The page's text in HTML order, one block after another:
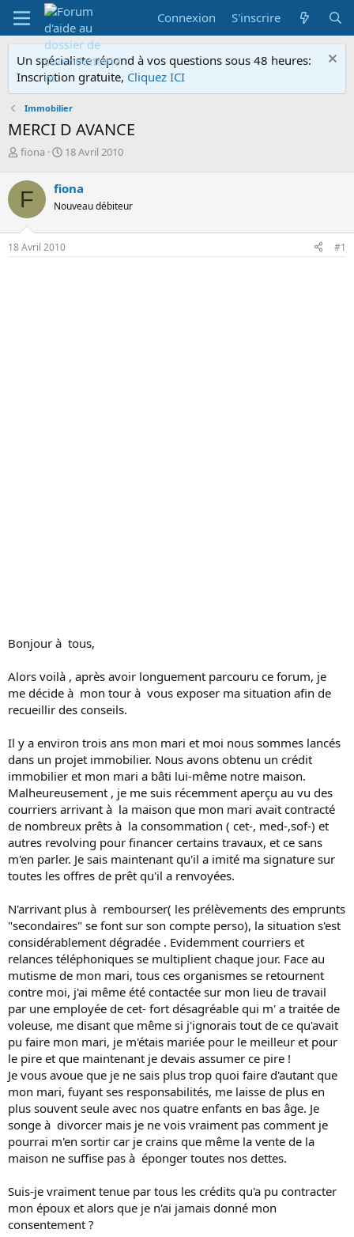
Connexion S'inscrire
Un spécialiste répond à vos questions sous 48 heures:
Inscription gratuite, Cliquez ICI
Immobilier
MERCI D AVANCE
A
t
e
u
r
d
e
fiona
D
e
d
d
é
18 Avril 2010
F fiona
Nouveau débiteur
18 Avril 2010 #1
Bonjour à tous,
Alors voilà , après avoir longuement parcouru ce forum, je
me décide à mon tour à vous exposer ma situation afin de
recueillir des conseils.
Il y a environ trois ans mon mari et moi nous sommes lancés
dans un projet immobilier. Nous avons obtenu un crédit
immobilier et mon mari a bâti lui-même notre maison.
Malheureusement , je me suis récemment aperçu au vu des
courriers arrivant à la maison que mon mari avait contracté
de nombreux prêts à la consommation ( cet-, med-,sof-) et
autres revolving pour financer certains travaux, et ce sans
m'en parler. Je sais maintenant qu'il a imité ma signature sur
toutes les offres de prêt qu'il a renvoyées.
N'arrivant plus à rembourser( les prélèvements des emprunts
"secondaires" se font sur son compte perso), la situation s'est
considérablement dégradée . Evidemment courriers et
relances téléphoniques se multiplient chaque jour. Face au
mutisme de mon mari, tous ces organismes se retournent
contre moi, j'ai même été contactée sur mon lieu de travail
par une employée de cet- fort désagréable qui m' a traitée de
voleuse, me disant que même si j'ignorais tout de ce qu'avait
pu faire mon mari, je m'étais mariée pour le meilleur et pour
le pire et que maintenant je devais assumer ce pire !
Je vous avoue que je ne sais plus trop quoi faire d'autant que
mon mari, fuyant ses responsabilités, me laisse de plus en
plus souvent seule avec nos quatre enfants en bas âge. Je
songe à divorcer mais je ne vois vraiment pas comment je
pourrai m'en sortir car je crains que même la vente de la
maison ne suffise pas à éponger toutes nos dettes.
Suis-je vraiment tenue par tous les crédits qu'a pu contracter
mon époux et alors que je n'ai jamais donné mon
consentement ?